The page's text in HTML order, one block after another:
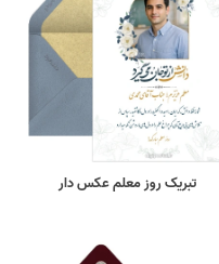
تبریک روز معلم عکس دار